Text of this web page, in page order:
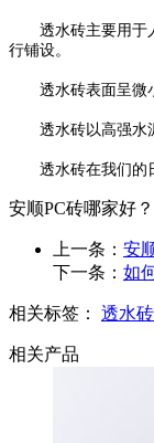
透水砖主要用于人
行铺设。
透水砖表面呈微小
透水砖以高强水泥
透水砖在我们的日
安顺PC砖哪家好
上一条： 安
下一条： 如
相关标签： 透水砖
相关产品